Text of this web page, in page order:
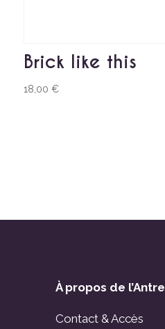
Brick like this
18,00€
À propos de l’Antre
Contact & Accès